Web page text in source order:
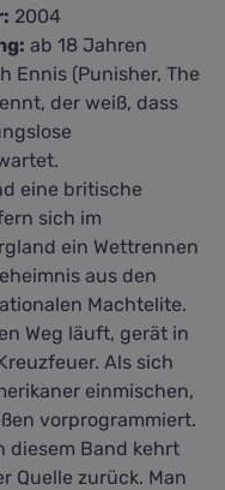
2004
ab 18 Jahren
Ennis (Punisher, The
der weiß, dass
eine britische
sich im
ein Wettrennen
aus den
Machtelite.
Weg läuft, gerät in
Als sich
einmischen,
vorprogrammiert.
diesem Band kehrt
Quelle zurück. Man